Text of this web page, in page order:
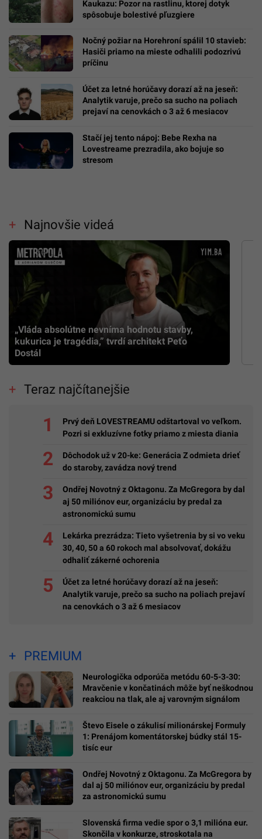
Kaukazu: Pozor na rastlinu, ktorej dotyk
spôsobuje bolestivé pľuzgiere
Nočný požiar na Horehroní spálil 10 stavieb:
Hasiči priamo na mieste odhalili podozrivú
príčinu
Účet za letné horúčavy dorazí až na jeseň:
Analytik varuje, prečo sa sucho na poliach
prejaví na cenovkách o 3 až 6 mesiacov
Stačí jej tento nápoj: Bebe Rexha na
Lovestreame prezradila, ako bojuje so
stresom
Najnovšie videá
„Vláda absolútne nevníma hodnotu stavby,
kukurica je tragédia,” tvrdí architekt Peťo
Dostál
Teraz najčítanejšie
Prvý deň LOVESTREAMU odštartoval vo veľkom.
Pozri si exkluzívne fotky priamo z miesta diania
Dôchodok už v 20-ke: Generácia Z odmieta drieť
do staroby, zavádza nový trend
Ondřej Novotný z Oktagonu. Za McGregora by dal
aj 50 miliónov eur, organizáciu by predal za
astronomickú sumu
Lekárka prezrádza: Tieto vyšetrenia by si vo veku
30, 40, 50 a 60 rokoch mal absolvovať, dokážu
odhaliť zákerné ochorenia
Účet za letné horúčavy dorazí až na jeseň:
Analytik varuje, prečo sa sucho na poliach prejaví
na cenovkách o 3 až 6 mesiacov
PREMIUM
Neurologička odporúča metódu 60-5-3-30:
Mravčenie v končatinách môže byť neškodnou
reakciou na tlak, ale aj varovným signálom
Števo Eisele o zákulisí milionárskej Formuly
1: Prenájom komentátorskej búdky stál 15-
tisíc eur
Ondřej Novotný z Oktagonu. Za McGregora by
dal aj 50 miliónov eur, organizáciu by predal
za astronomickú sumu
Slovenská firma vedie spor o 3,1 milióna eur.
Skončila v konkurze, stroskotala na